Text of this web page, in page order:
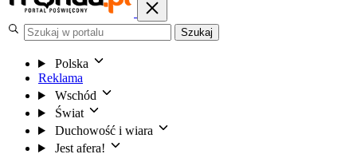
Szukaj
Polska
Reklama
Wschód
Świat
Duchowość i wiara
Jest afera!